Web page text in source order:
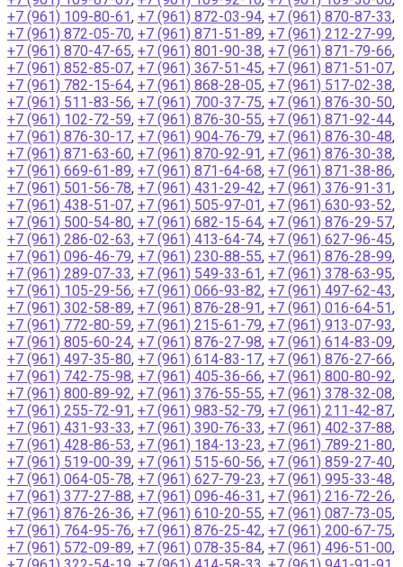
+7 (961) 109-80-61, +7 (961) 872-03-94, +7 (961) 870-87-33,
+7 (961) 872-05-70, +7 (961) 871-51-89, +7 (961) 212-27-99,
+7 (961) 870-47-65, +7 (961) 801-90-38, +7 (961) 871-79-66,
+7 (961) 852-85-07, +7 (961) 367-51-45, +7 (961) 871-51-07,
+7 (961) 782-15-64, +7 (961) 868-28-05, +7 (961) 517-02-38,
+7 (961) 511-83-56, +7 (961) 700-37-75, +7 (961) 876-30-50,
+7 (961) 102-72-59, +7 (961) 876-30-55, +7 (961) 871-92-44,
+7 (961) 876-30-17, +7 (961) 904-76-79, +7 (961) 876-30-48,
+7 (961) 871-63-60, +7 (961) 870-92-91, +7 (961) 876-30-38,
+7 (961) 669-61-89, +7 (961) 871-64-68, +7 (961) 871-38-86,
+7 (961) 501-56-78, +7 (961) 431-29-42, +7 (961) 376-91-31,
+7 (961) 438-51-07, +7 (961) 505-97-01, +7 (961) 630-93-52,
+7 (961) 500-54-80, +7 (961) 682-15-64, +7 (961) 876-29-57,
+7 (961) 286-02-63, +7 (961) 413-64-74, +7 (961) 627-96-45,
+7 (961) 096-46-79, +7 (961) 230-88-55, +7 (961) 876-28-99,
+7 (961) 289-07-33, +7 (961) 549-33-61, +7 (961) 378-63-95,
+7 (961) 105-29-56, +7 (961) 066-93-82, +7 (961) 497-62-43,
+7 (961) 302-58-89, +7 (961) 876-28-91, +7 (961) 016-64-51,
+7 (961) 772-80-59, +7 (961) 215-61-79, +7 (961) 913-07-93,
+7 (961) 805-60-24, +7 (961) 876-27-98, +7 (961) 614-83-09,
+7 (961) 497-35-80, +7 (961) 614-83-17, +7 (961) 876-27-66,
+7 (961) 742-75-98, +7 (961) 405-36-66, +7 (961) 800-80-92,
+7 (961) 800-89-92, +7 (961) 376-55-55, +7 (961) 378-32-08,
+7 (961) 255-72-91, +7 (961) 983-52-79, +7 (961) 211-42-87,
+7 (961) 431-93-33, +7 (961) 390-76-33, +7 (961) 402-37-88,
+7 (961) 428-86-53, +7 (961) 184-13-23, +7 (961) 789-21-80,
+7 (961) 519-00-39, +7 (961) 515-60-56, +7 (961) 859-27-40,
+7 (961) 064-05-78, +7 (961) 627-79-23, +7 (961) 995-33-48,
+7 (961) 377-27-88, +7 (961) 096-46-31, +7 (961) 216-72-26,
+7 (961) 876-26-36, +7 (961) 610-20-55, +7 (961) 087-73-05,
+7 (961) 764-95-76, +7 (961) 876-25-42, +7 (961) 200-67-75,
+7 (961) 572-09-89, +7 (961) 078-35-84, +7 (961) 496-51-00,